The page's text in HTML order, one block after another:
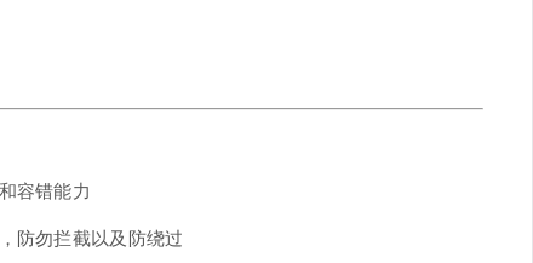
容错能力
防勿拦截以及防绕过